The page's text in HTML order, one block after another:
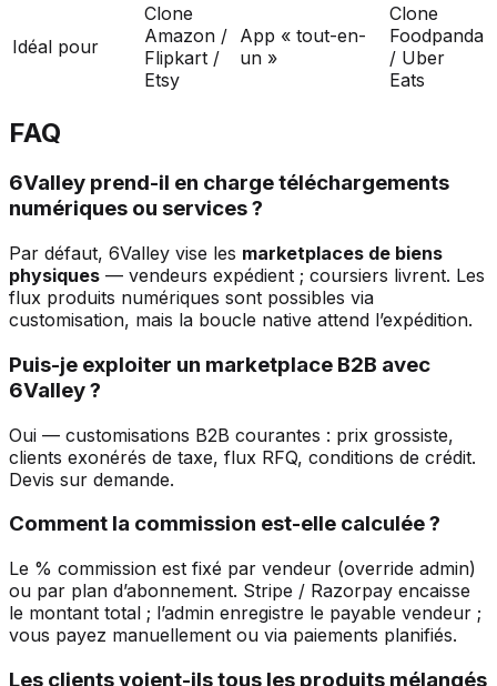
Idéal pour
Clone
Amazon /
Flipkart /
Etsy
App « tout-en-
un »
Clone
Foodpanda
/ Uber
Eats
FAQ
6Valley prend-il en charge téléchargements
numériques ou services ?
Par défaut, 6Valley vise les marketplaces de biens
physiques — vendeurs expédient ; coursiers livrent. Les
flux produits numériques sont possibles via
customisation, mais la boucle native attend l’expédition.
Puis-je exploiter un marketplace B2B avec
6Valley ?
Oui — customisations B2B courantes : prix grossiste,
clients exonérés de taxe, flux RFQ, conditions de crédit.
Devis sur demande.
Comment la commission est-elle calculée ?
Le % commission est fixé par vendeur (override admin)
ou par plan d’abonnement. Stripe / Razorpay encaisse
le montant total ; l’admin enregistre le payable vendeur ;
vous payez manuellement ou via paiements planifiés.
Les clients voient-ils tous les produits mélangés